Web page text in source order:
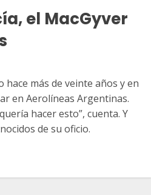
el MacGyver
hace más de veinte años y en
en Aerolíneas Argentinas.
hacer esto”, cuenta. Y
de su oficio.